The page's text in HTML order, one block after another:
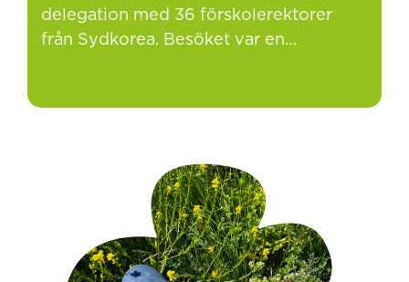
delegation med 36 förskolerektorer
från Sydkorea. Besöket var en…